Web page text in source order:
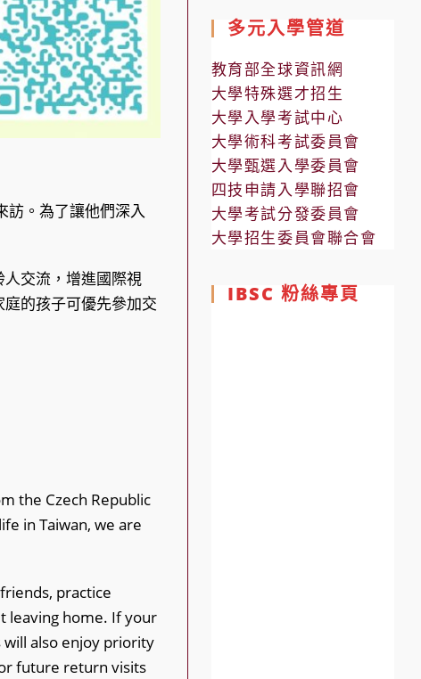
。為了讓他們深入
交流，增進國際視
的孩子可優先參加交
the Czech Republic
in Taiwan, we are
practice
leaving home. If your
also enjoy priority
future return visits
多元入學管道
教育部全球資訊網
大學特殊選才招生
大學入學考試中心
大學術科考試委員會
大學甄選入學委員會
四技申請入學聯招會
大學考試分發委員會
大學招生委員會聯合會
IBSC 粉絲專頁